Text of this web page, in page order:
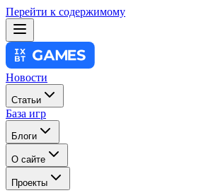
Перейти к содержимому
Новости
Статьи
База игр
Блоги
О сайте
Проекты